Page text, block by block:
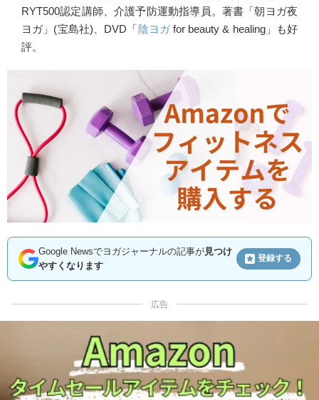
RYT500認定講師、介護予防運動指導員。著書「朝ヨガ夜
ヨガ」(宝島社)、DVD「陰ヨガ for beauty & healing」も好
評。
Google Newsでヨガジャーナルの記事が見つけ
やすくなります
登録する
広告